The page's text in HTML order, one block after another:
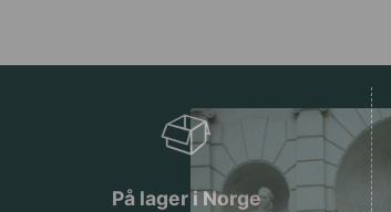
På lager i Norge